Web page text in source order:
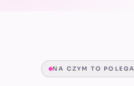
NA CZYM TO POLEGA